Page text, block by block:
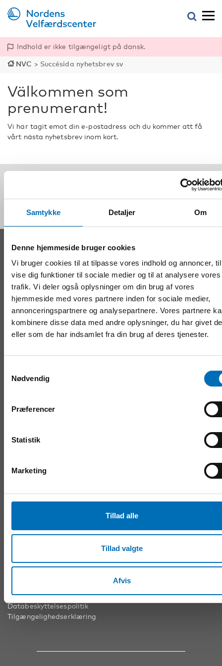
Samtykke Detaljer Om
Denne hjemmeside bruger cookies
Vi bruger cookies til at tilpasse vores indhold og annoncer,
vise dig funktioner til sociale medier og til at analysere vores
trafik. Vi deler også oplysninger om din brug af vores
hjemmeside med vores partnere inden for sociale medier,
annonceringspartnere og analysepartnere. Vores partnere
kombinere disse data med andre oplysninger, du har givet
eller som de har indsamlet fra din brug af deres tjenester.
Nødvendig
Præferencer
Statistik
Marketing
Tillad alle
Tillad valgte
Afvis
Indhold er ikke tilgængeligt på dansk.
NVC > Succésida nyhetsbrev sv
Välkommen som
prenumerant!
Vi har tagit emot din e-postadress och du kommer att få
vårt nästa nyhetsbrev inom kort.
KONTAKT
Nordens Velfærdscenter Sverige
+46 8 545 536 00
info@nordicwelfare.org
Nordens Velfærdscenter Finland
Tel:+358 20 7410 880
info@nordicwelfare.org
Handicap
Integration
Facebook
Nyhedsbrev
Presserum
Databeskyttelsespolitik
Tilgængelighedserklæring